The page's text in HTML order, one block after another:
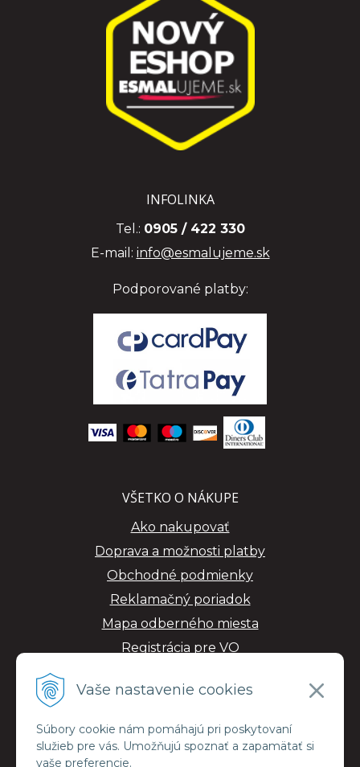
Vaše nastavenie cookies
Súbory cookie nám pomáhajú pri poskytovaní
služieb pre vás. Umožňujú spoznať a zapamätať si
vaše preferencie.
INFOLINKA
Tel.: 0905 / 422 330
E-mail: info@esmalujeme.sk
Podporované platby:
VŠETKO O NÁKUPE
Ako nakupovať
Doprava a možnosti platby
Obchodné podmienky
Reklamačný poriadok
Mapa odberného miesta
Registrácia pre VO